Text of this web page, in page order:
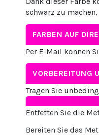
schwarz zu
FARBEN AUF
Per E-Mail können
VORBEREITUNG
Tragen Sie
Entfetten Sie die
Bereiten Sie das